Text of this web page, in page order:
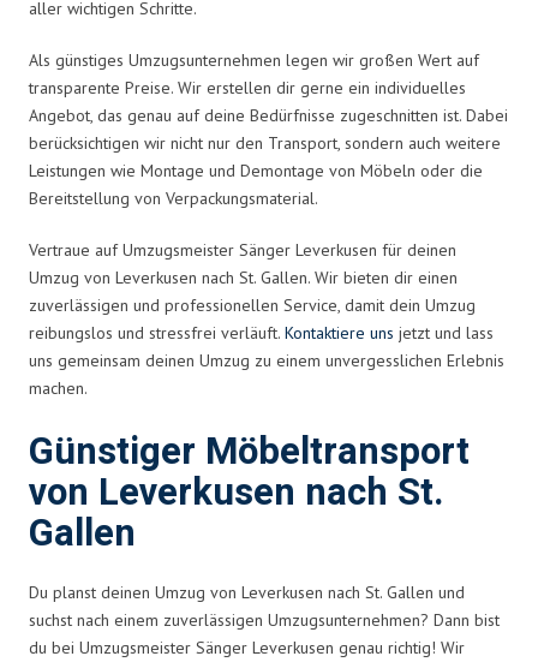
aller wichtigen Schritte.
Als günstiges Umzugsunternehmen legen wir großen Wert auf
transparente Preise. Wir erstellen dir gerne ein individuelles
Angebot, das genau auf deine Bedürfnisse zugeschnitten ist. Dabei
berücksichtigen wir nicht nur den Transport, sondern auch weitere
Leistungen wie Montage und Demontage von Möbeln oder die
Bereitstellung von Verpackungsmaterial.
Vertraue auf Umzugsmeister Sänger Leverkusen für deinen
Umzug von Leverkusen nach St. Gallen. Wir bieten dir einen
zuverlässigen und professionellen Service, damit dein Umzug
reibungslos und stressfrei verläuft. Kontaktiere uns jetzt und lass
uns gemeinsam deinen Umzug zu einem unvergesslichen Erlebnis
machen.
Günstiger Möbeltransport
von Leverkusen nach St.
Gallen
Du planst deinen Umzug von Leverkusen nach St. Gallen und
suchst nach einem zuverlässigen Umzugsunternehmen? Dann bist
du bei Umzugsmeister Sänger Leverkusen genau richtig! Wir